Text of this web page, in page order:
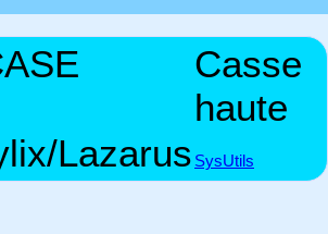
Casse
haute
Lazarus SysUtils